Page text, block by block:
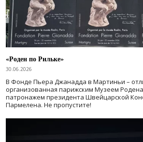
«Роден по Рильке»
30.06.2026
В Фонде Пьера Джанадда в Мартиньи –
организованная парижским Музеем
патронажем президента Швейцарской
Пармелена. Не пропустите!